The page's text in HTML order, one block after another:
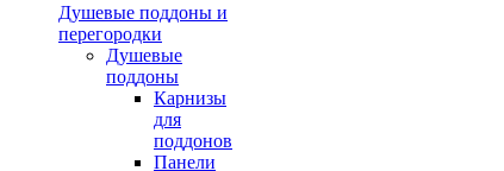
Душевые поддоны и
перегородки
Душевые
поддоны
Карнизы
для
поддонов
Панели